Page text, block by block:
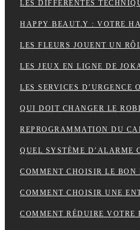
LES DIFFÉRENTES
LES FLEURS JOUENT UN
LES JEUX EN LIGNE DE
COMMENT CHOISIR UNE